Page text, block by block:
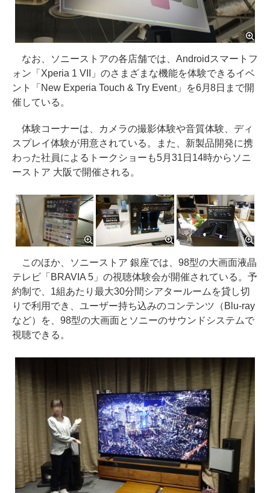
なお、ソニーストアの各店舗では、Androidスマートフ
ォン「Xperia 1 VII」のさまざまな機能を体験できるイベ
ント「New Experia Touch & Try Event」を6月8日まで開
催している。
体験コーナーは、カメラの撮影体験や音質体験、ディ
スプレイ体験が用意されている。また、新製品開発に携
わった社員によるトークショーも5月31日14時からソニ
ーストア 大阪で開催される。
このほか、ソニーストア 銀座では、98型の大画面液晶
テレビ「BRAVIA 5」の視聴体験会が開催されている。予
約制で、1組あたり最大30分間シアタールームを貸し切
りで利用でき、ユーザー持ち込みのコンテンツ（Blu-ray
など）を、98型の大画面とソニーのサウンドシステムで
視聴できる。